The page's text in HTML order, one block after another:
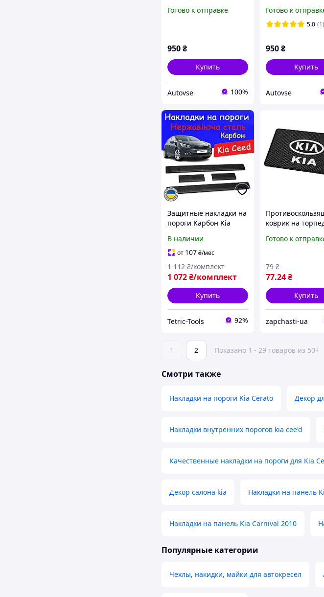
торпеду авто КИА
Готово к отправке
950₴
Купить
Autovse 100%
панель
автомобиля КИА
Готово к
5.0 (1)
950₴
Купить
Autovse
Защитные накладки на
пороги Карбон Kia
2018 Декор
нержавейка накладки
порогов
В наличии
от 107₴/мес
1 072₴/комплект
1 112 ₴/комплект
Купить
Tetric-Tools 92%
коврик на
под телефон (пр-
Готово к
77.24₴
79 ₴
Купить
zapchasti-ua
1 2 Показано 1 - 29 товаров из 50+
Смотри также
Накладки на пороги Kia Cerato Декор
Накладки внутренних порогов kia cee'd
Качественные накладки на пороги для Kia
Декор салона kia Накладки на панель
Накладки на панель Kia Carnival 2010
Популярные категории
Чехлы, накидки, майки для автокресел